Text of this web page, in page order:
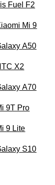
Fuel F2
Mi 9
A50
X2
A70
9T Pro
9 Lite
S10